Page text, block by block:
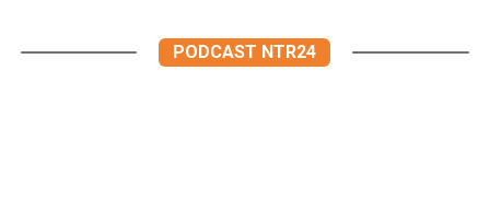
PODCAST NTR24